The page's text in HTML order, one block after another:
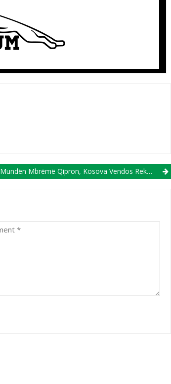
Mundën Mbrëmë Qipron, Kosova Vendos Rekord Historik